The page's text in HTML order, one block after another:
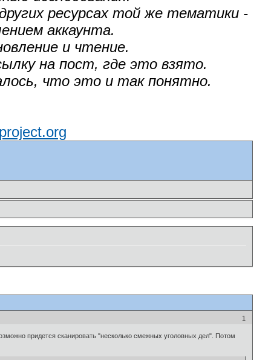
ресурсах той же тематики -
аккаунта.
и чтение.
на пост, где это взято.
что это и так понятно.
1
придется сканировать "несколько смежных уголовных дел". Потом